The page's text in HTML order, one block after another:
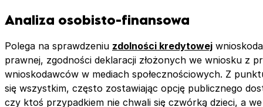
Analiza osobisto-finansowa
Polega na sprawdzeniu zdolności kredytowej
prawnej, zgodności deklaracji złożonych we wniosku z
wnioskodawców w mediach społecznościowych. Z
się wszystkim, często zostawiając opcję publicznego
czy ktoś przypadkiem nie chwali się czwórką dzieci, a